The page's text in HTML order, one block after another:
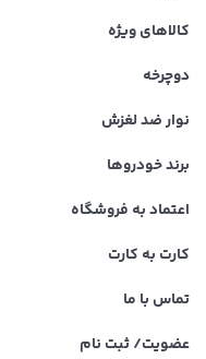
کالاهای ویژه
دوچرخه
نوار ضد لغزش
برند خودروها
اعتماد به فروشگاه
کارت به کارت
تماس با ما
عضویت/ ثبت نام